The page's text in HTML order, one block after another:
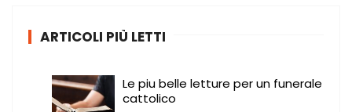
ARTICOLI PIÙ LETTI
Le piu belle letture per un funerale
cattolico